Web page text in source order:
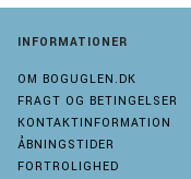
INFORMATIONER
OM BOGUGLEN.DK
FRAGT OG BETINGELSER
KONTAKTINFORMATION
ÅBNINGSTIDER
FORTROLIGHED